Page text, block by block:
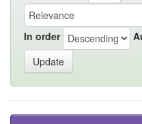
In order